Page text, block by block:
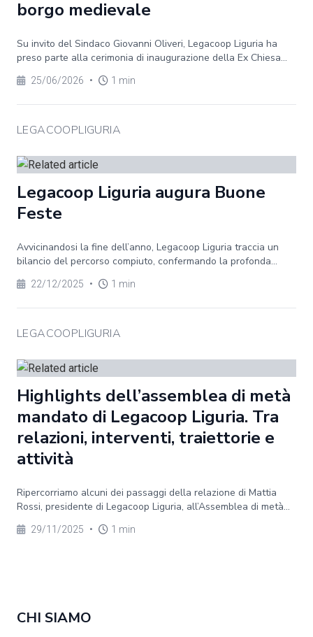
borgo medievale
Su invito del Sindaco Giovanni Oliveri, Legacoop Liguria ha
preso parte alla cerimonia di inaugurazione della Ex Chiesa...
25/06/2026 • 1 min
LEGACOOPLIGURIA
Legacoop Liguria augura Buone
Feste
Avvicinandosi la fine dell’anno, Legacoop Liguria traccia un
bilancio del percorso compiuto, confermando la profonda...
22/12/2025 • 1 min
LEGACOOPLIGURIA
Highlights dell’assemblea di metà
mandato di Legacoop Liguria. Tra
relazioni, interventi, traiettorie e
attività
Ripercorriamo alcuni dei passaggi della relazione di Mattia
Rossi, presidente di Legacoop Liguria, all’Assemblea di metà...
29/11/2025 • 1 min
CHI SIAMO